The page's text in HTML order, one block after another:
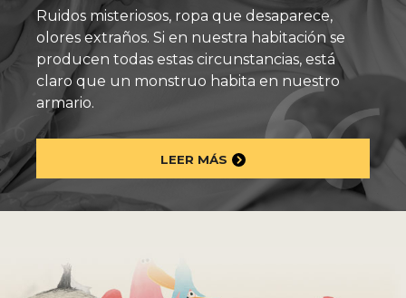
Ruidos misteriosos, ropa que desaparece,
olores extraños. Si en nuestra habitación se
producen todas estas circunstancias, está
claro que un monstruo habita en nuestro
armario.
LEER MÁS